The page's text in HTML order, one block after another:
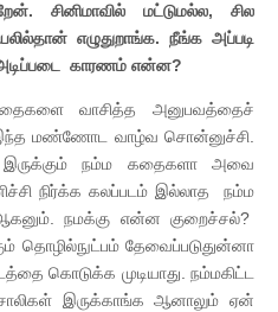
சினிமாவில் மட்டுமல்ல, சில
எழுதுறாங்க. நீங்க அப்படி
காரணம் என்ன?
வாசித்த அனுபவத்தைச்
மண்ணோட வாழ்வ சொன்னுச்சி.
இருக்கும் நம்ம கதைகளா அவை
நிர்க்க கலப்படம் இல்லாத நம்ம
நமக்கு என்ன குறைச்சல்?
தொழில்நுட்பம் தேவைப்படுதுன்னா
கொடுக்க முடியாது. நம்மகிட்ட
இருக்காங்க ஆனாலும் ஏன்